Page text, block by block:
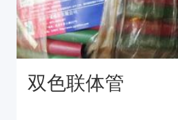
双色联体管